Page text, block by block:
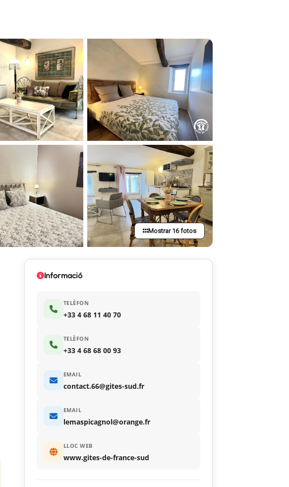
Mostrar 16 fotos
Informació
TELÈFON
+33 4 68 11 40 70
TELÈFON
+33 4 68 68 00 93
EMAIL
contact.66@gites-sud.fr
EMAIL
lemaspicagnol@orange.fr
LLOC WEB
www.gites-de-france-sud